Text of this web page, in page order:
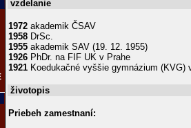
vzdelanie
1972 akademik ČSAV
1958 DrSc.
1955 akademik SAV (19. 12. 1955)
1926 PhDr. na FIF UK v Prahe
1921 Koedukačné vyššie gymnázium (KVG)
životopis
Priebeh zamestnaní: